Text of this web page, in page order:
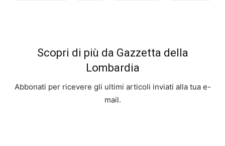
Scopri di più da Gazzetta della
Lombardia
Abbonati per ricevere gli ultimi articoli inviati alla tua e-
mail.